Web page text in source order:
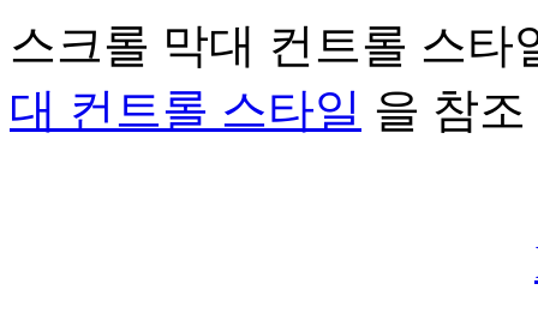
스크롤 막대 컨트롤 스
대 컨트롤 스타일 을 참